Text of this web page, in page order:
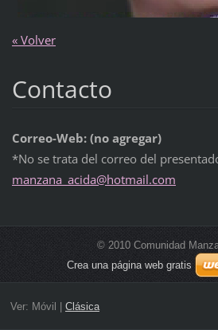
« Volver
Contacto
Correo-Web: (no agregar)
*No se trata del correo del
manzana_ acida@hotmail.com
© 2010 Comunidad
Crea una página web gratis
Ver: Móvil Clásica